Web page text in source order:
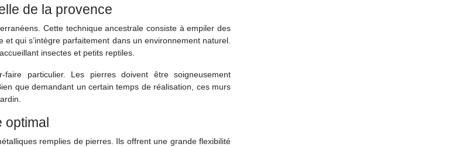
de la provence
Cette technique ancestrale consiste à empiler des
qui s’intègre parfaitement dans un environnement naturel.
insectes et petits reptiles.
particulier. Les pierres doivent être soigneusement
que demandant un certain temps de réalisation, ces murs
remplies de pierres. Ils offrent une grande flexibilité